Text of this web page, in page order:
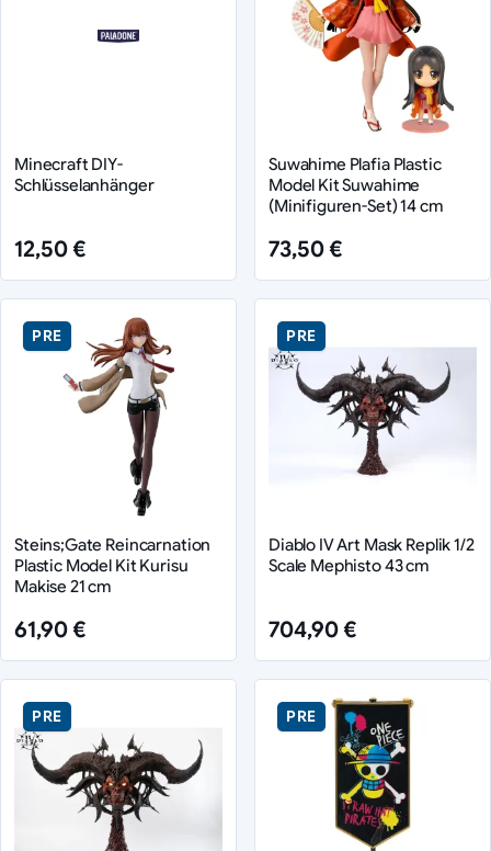
Minecraft DIY-
Schlüsselanhänger
12,50 €
Suwahime Plafia Plastic
Model Kit Suwahime
(Minifiguren-Set) 14 cm
73,50 €
PRE
Steins;Gate Reincarnation
Plastic Model Kit Kurisu
Makise 21 cm
61,90 €
PRE
Diablo IV Art Mask Replik 1/2
Scale Mephisto 43 cm
704,90 €
PRE PRE